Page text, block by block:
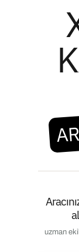
uzman